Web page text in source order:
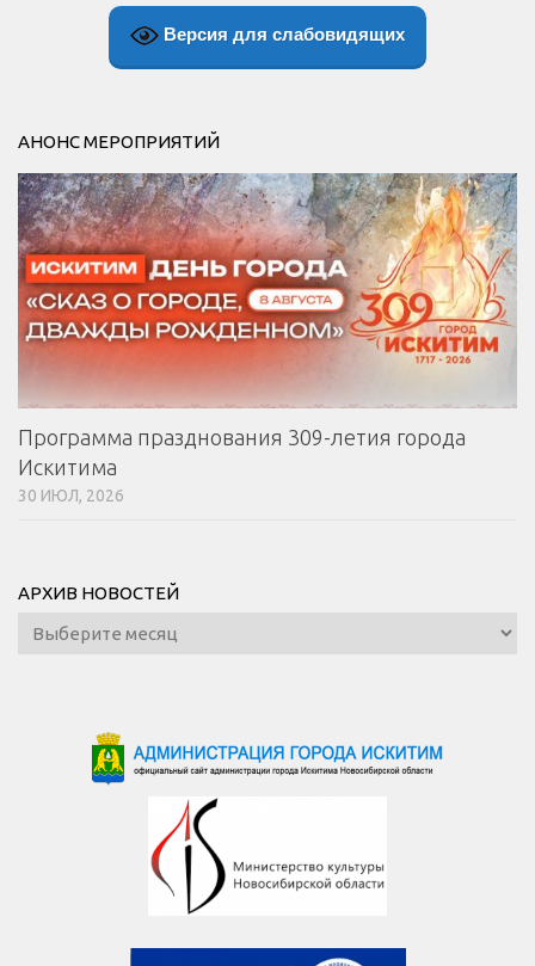
Версия для слабовидящих
АНОНС МЕРОПРИЯТИЙ
Программа празднования 309-летия города
Искитима
30 ИЮЛ, 2026
АРХИВ НОВОСТЕЙ
Архив
новостей